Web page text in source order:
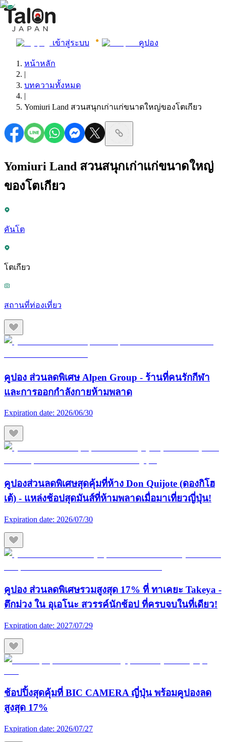
เข้าสู่ระบบ คูปอง
หน้าหลัก
|
บทความทั้งหมด
|
Yomiuri Land สวนสนุกเก่าแก่ขนาดใหญ่ของโตเกียว
Yomiuri Land สวนสนุกเก่าแก่ขนาดใหญ่
ของโตเกียว
คันโต
โตเกียว
สถานที่ท่องเที่ยว
คูปอง ส่วนลดพิเศษ Alpen Group - ร้านที่คนรักกีฬา
และการออกกำลังกายห้ามพลาด
Expiration date: 2026/06/30
คูปองส่วนลดพิเศษสุดคุ้มที่ห้าง Don Quijote (ดองกิโฮ
เต้) - แหล่งช้อปสุดมันส์ที่ห้ามพลาดเมื่อมาเที่ยวญี่ปุ่น!
Expiration date: 2026/07/30
คูปอง ส่วนลดพิเศษรวมสูงสุด 17% ที่ ทาเคยะ Takeya -
ตึกม่วง ใน อุเอโนะ สวรรค์นักช้อป ที่ครบจบในที่เดียว!
Expiration date: 2027/07/29
ช้อปปิ้งสุดคุ้มที่ BIC CAMERA ญี่ปุ่น พร้อมคูปองลด
สูงสุด 17%
Expiration date: 2026/07/27